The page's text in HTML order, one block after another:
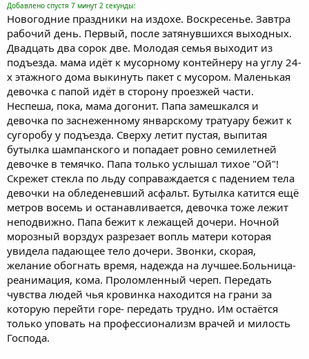
Добавлено спустя 7 минут 2 секунды:
Новогодние праздники на издохе. Воскресенье. Завтра
рабочий день. Первый, после затянувшихся выходных.
Двадцать два сорок две. Молодая семья выходит из
подъезда. мама идёт к мусорному контейнеру на углу 24-
х этажного дома выкинуть пакет с мусором. Маленькая
девочка с папой идёт в сторону проезжей части.
Неспеша, пока, мама догонит. Папа замешкался и
девочка по заснеженному январскому тратуару бежит к
сугоробу у подъезда. Сверху летит пустая, выпитая
бутылка шампанского и попадает ровно семилетней
девочке в темячко. Папа только услышал тихое "Ой"!
Скрежет стекла по льду соправаждается с падением тела
девочки на обледеневший асфальт. Бутылка катится ещё
метров восемь и останавливается, девочка тоже лежит
неподвижно. Папа бежит к лежащей дочери. Ночной
морозный ворздух разрезает вопль матери которая
увидела падающее тело дочери. Звонки, скорая,
желание обогнать время, надежда на лучшее.Больница-
реанимация, кома. Проломленный череп. Передать
чувства людей чья кровинка находится на грани за
которую перейти горе- передать трудно. Им остаётся
только уповать на профессионализм врачей и милость
Господа.